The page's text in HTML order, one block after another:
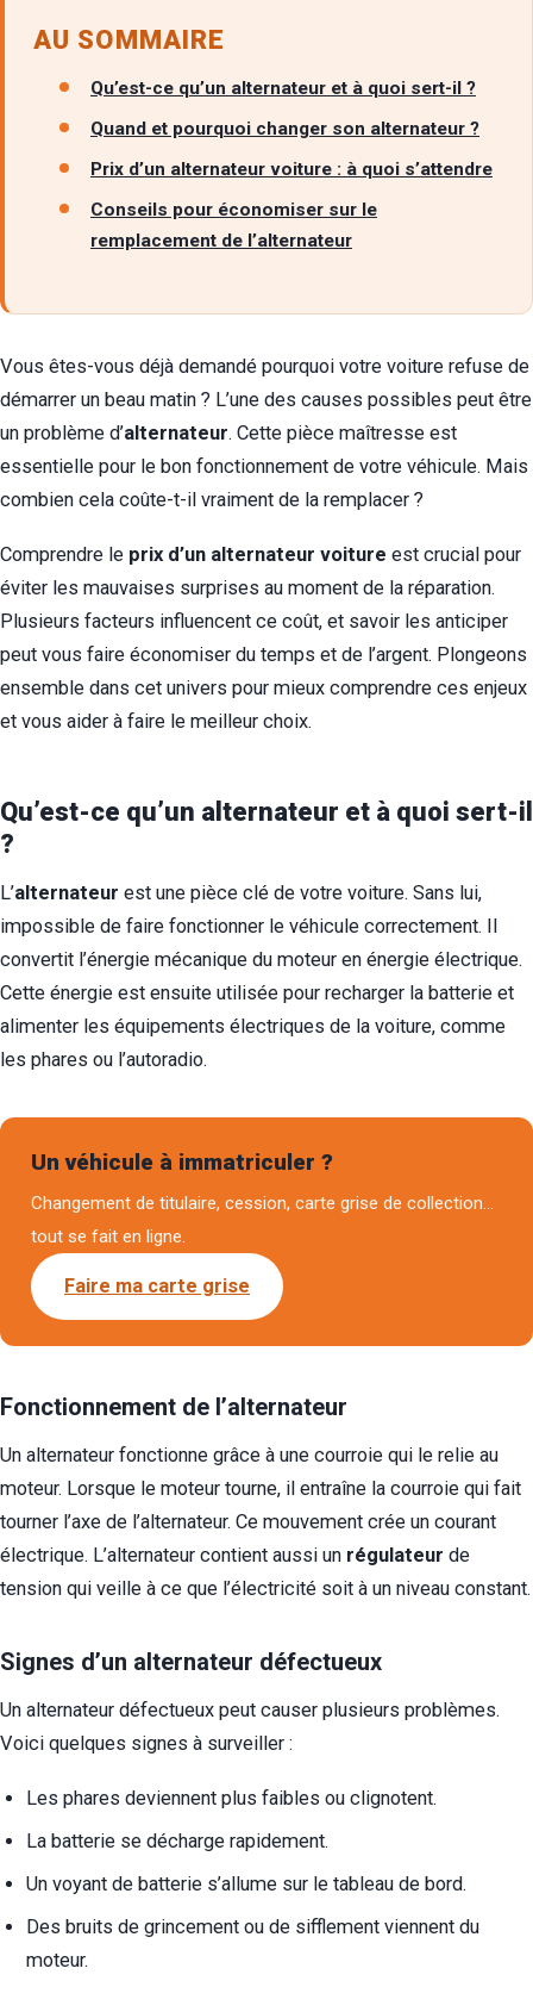
AU SOMMAIRE
Qu’est-ce qu’un alternateur et à quoi sert-il ?
Quand et pourquoi changer son alternateur ?
Prix d’un alternateur voiture : à quoi s’attendre
Conseils pour économiser sur le
remplacement de l’alternateur
Vous êtes-vous déjà demandé pourquoi votre voiture refuse de
démarrer un beau matin ? L’une des causes possibles peut être
un problème d’alternateur. Cette pièce maîtresse est
essentielle pour le bon fonctionnement de votre véhicule. Mais
combien cela coûte-t-il vraiment de la remplacer ?
Comprendre le prix d’un alternateur voiture est crucial pour
éviter les mauvaises surprises au moment de la réparation.
Plusieurs facteurs influencent ce coût, et savoir les anticiper
peut vous faire économiser du temps et de l’argent. Plongeons
ensemble dans cet univers pour mieux comprendre ces enjeux
et vous aider à faire le meilleur choix.
Qu’est-ce qu’un alternateur et à quoi sert-il
?
L’alternateur est une pièce clé de votre voiture. Sans lui,
impossible de faire fonctionner le véhicule correctement. Il
convertit l’énergie mécanique du moteur en énergie électrique.
Cette énergie est ensuite utilisée pour recharger la batterie et
alimenter les équipements électriques de la voiture, comme
les phares ou l’autoradio.
Un véhicule à immatriculer ?
Changement de titulaire, cession, carte grise de collection…
tout se fait en ligne.
Faire ma carte grise
Fonctionnement de l’alternateur
Un alternateur fonctionne grâce à une courroie qui le relie au
moteur. Lorsque le moteur tourne, il entraîne la courroie qui fait
tourner l’axe de l’alternateur. Ce mouvement crée un courant
électrique. L’alternateur contient aussi un régulateur de
tension qui veille à ce que l’électricité soit à un niveau constant.
Signes d’un alternateur défectueux
Un alternateur défectueux peut causer plusieurs problèmes.
Voici quelques signes à surveiller :
Les phares deviennent plus faibles ou clignotent.
La batterie se décharge rapidement.
Un voyant de batterie s’allume sur le tableau de bord.
Des bruits de grincement ou de sifflement viennent du
moteur.